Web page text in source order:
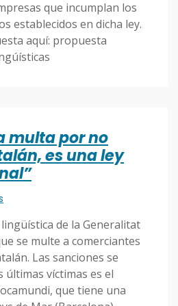
que incumplan los
establecidos en dicha ley.
aquí: propuesta
multa por no
es una ley
de la Generalitat
se multe a comerciantes
Las sanciones se
últimas víctimas es el
que tiene una